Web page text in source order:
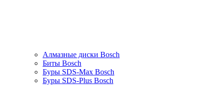
Алмазные диски Bosch
Биты Bosch
Буры SDS-Max Bosch
Буры SDS-Plus Bosch